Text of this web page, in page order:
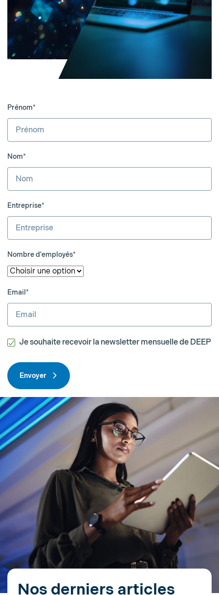
Prénom*
Nom*
Entreprise*
Nombre d'employés*
Email*
Je souhaite recevoir la newsletter mensuelle de DEEP
Envoyer
Nos derniers articles